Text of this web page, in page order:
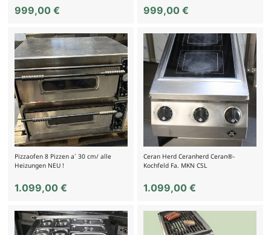
999,00 € 999,00€
Pizzaofen 8 Pizzen a´ 30 cm/ alle
Heizungen NEU !
1.099,00 €
Ceran Herd Ceranherd Ceran®-
Kochfeld Fa. MKN CSL
1.099,00€